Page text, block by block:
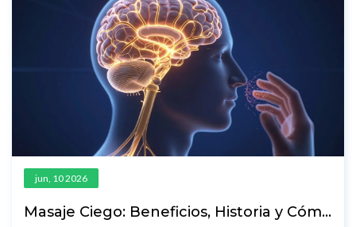
jun, 10 2026
Masaje Ciego: Beneficios, Historia y Cómo